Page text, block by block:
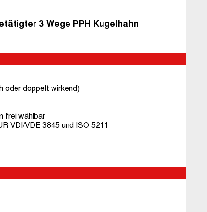
3 Wege PPH Kugelhahn
oder doppelt wirkend)
frei wählbar
VDI/VDE 3845 und ISO 5211